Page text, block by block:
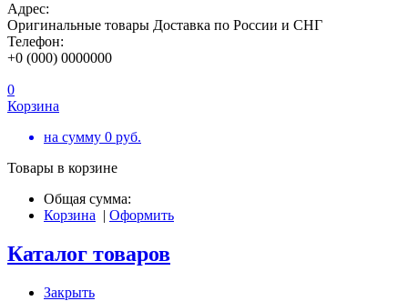
Адрес:
Оригинальные товары Доставка по России и СНГ
Телефон:
+0 (000) 0000000
0
Корзина
на сумму 0 руб.
Товары в корзине
Общая сумма:
Корзина | Оформить
Каталог товаров
Закрыть